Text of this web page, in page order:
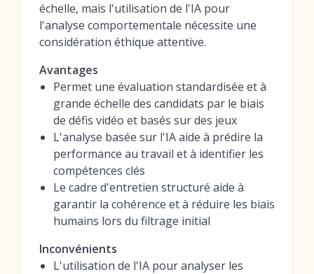
échelle, mais l'utilisation de l'IA pour
l'analyse comportementale nécessite une
considération éthique attentive.
Avantages
Permet une évaluation standardisée et à
grande échelle des candidats par le biais
de défis vidéo et basés sur des jeux
L'analyse basée sur l'IA aide à prédire la
performance au travail et à identifier les
compétences clés
Le cadre d'entretien structuré aide à
garantir la cohérence et à réduire les biais
humains lors du filtrage initial
Inconvénients
L'utilisation de l'IA pour analyser les